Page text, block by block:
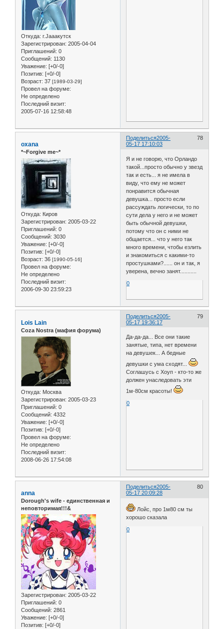
Откуда: г.Jaaaкутск
Зарегистрирован: 2005-04-04
Приглашений: 0
Сообщений: 1130
Уважение: [+0/-0]
Позитив: [+0/-0]
Возраст: 37 [1989-03-29]
Провел на форуме:
Не определено
Последний визит:
2005-07-16 12:58:48
Поделиться 78
2005-
05-17 17:10:03
oxana
*~Forgive me~*
Откуда: Киров
Зарегистрирован: 2005-03-22
Приглашений: 0
Сообщений: 3030
Уважение: [+0/-0]
Позитив: [+0/-0]
Возраст: 36 [1990-05-16]
Провел на форуме:
Не определено
Последний визит:
2006-09-30 23:59:23
Я и не говорю, что Орландо
такой...просто обычно у звезд
так и есть... я не имела в
виду, что ему не может
понравится обычная
девушка... просто если
рассуждать логически, то по
сути дела у него и не может
быть обычной девушки,
потому что он с ними не
общается... что у него так
много времени, чтобы езлить
и знакомиться с какими-то
простушками?...... он и так, я
уверена, вечно занят...........
0
Поделиться 79
2005-
05-17 19:36:17
Lois Lain
Coza Nostra (мафия форума)
Откуда: Москва
Зарегистрирован: 2005-03-23
Приглашений: 0
Сообщений: 4332
Уважение: [+0/-0]
Позитив: [+0/-0]
Провел на форуме:
Не определено
Последний визит:
2008-06-26 17:54:08
Да-да-да... Все они такие
занятые, типа, нет времени
на девушек... А бедные
девушки с ума сходят...
Соглашусь с Хоуп - кто-то же
должен унаследовать эти
1м-80см красоты!
0
Поделиться 80
2005-
05-17 20:09:28
anna
Dorough's wife - единственная и
неповторимая!!!&
Зарегистрирован: 2005-03-22
Приглашений: 0
Сообщений: 2861
Уважение: [+0/-0]
Позитив: [+0/-0]
Лойс, про 1м80 см ты
хорошо сказала
0